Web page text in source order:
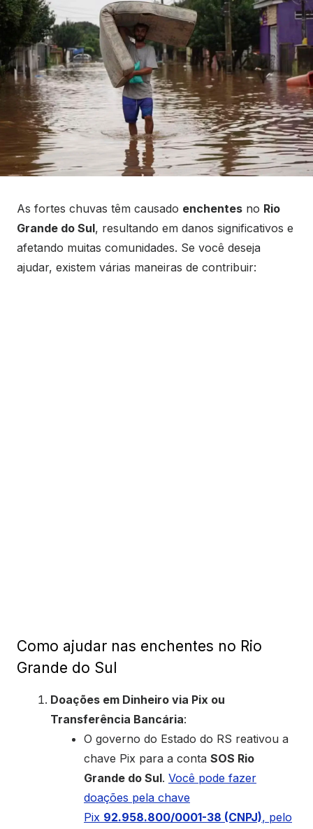
As fortes chuvas têm causado enchentes no Rio
Grande do Sul, resultando em danos significativos e
afetando muitas comunidades. Se você deseja
ajudar, existem várias maneiras de contribuir:
Como ajudar nas enchentes no Rio
Grande do Sul
Doações em Dinheiro via Pix ou
Transferência Bancária:
O governo do Estado do RS reativou a
chave Pix para a conta SOS Rio
Grande do Sul. Você pode fazer
doações pela chave
Pix 92.958.800/0001-38 (CNPJ), pelo